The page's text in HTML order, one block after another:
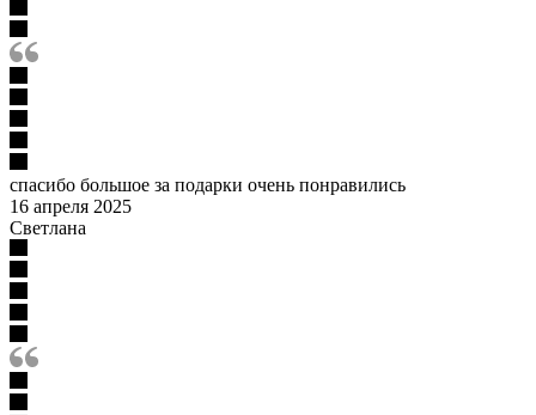
спасибо большое за подарки очень понравились
16 апреля 2025
Светлана